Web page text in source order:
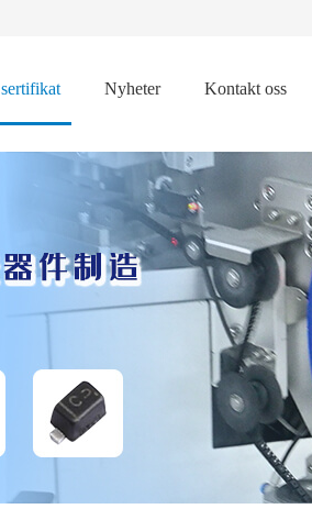
sertifikat Nyheter Kontakt oss